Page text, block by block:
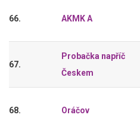
66. AKMK A
67.
Probačka napříč
Českem
68. Oráčov